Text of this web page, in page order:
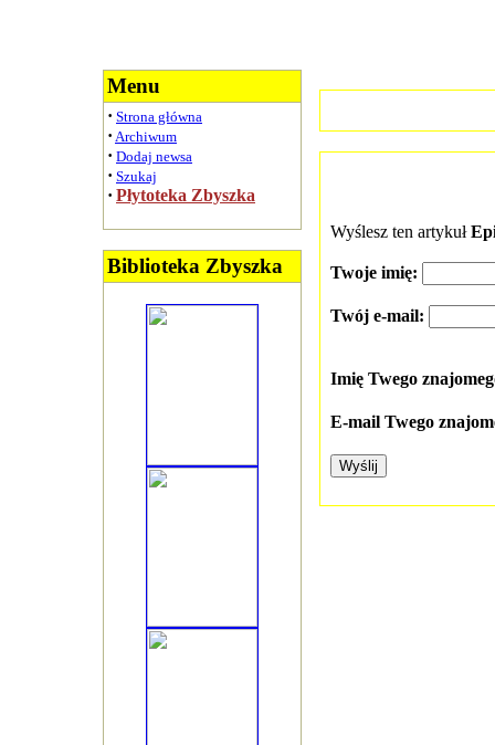
Menu
· Strona główna
· Archiwum
· Dodaj newsa
· Szukaj
· Płytoteka Zbyszka
Biblioteka Zbyszka
Wyślesz ten artykuł
Twoje imię:
Twój e-mail:
Imię Twego
E-mail Twego